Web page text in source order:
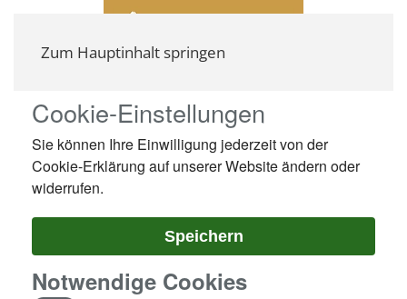
Zum Hauptinhalt springen
Cookie-Einstellungen
Sie können Ihre Einwilligung jederzeit von der
Cookie-Erklärung auf unserer Website ändern oder
widerrufen.
Speichern
Notwendige Cookies